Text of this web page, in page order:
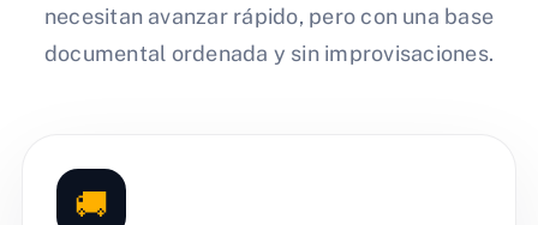
necesitan avanzar rápido, pero con una base
documental ordenada y sin improvisaciones.
🚚